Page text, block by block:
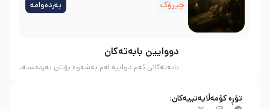
دووایین بابەتەکان
بابەتەکانی ئەم دواییە لەم بەشەوە بۆتان بەردەستە.
چیرۆک
بەردەوامە
تۆڕە کۆمەڵایەتییەکان: